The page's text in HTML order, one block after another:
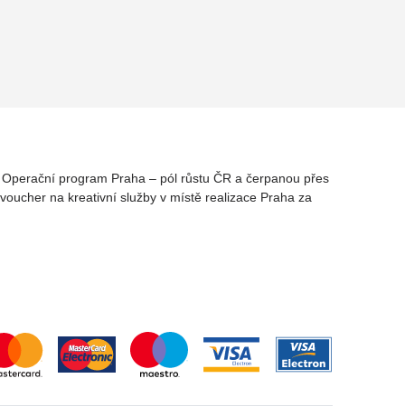
program Praha – pól růstu ČR a čerpanou přes
na kreativní služby v místě realizace Praha za